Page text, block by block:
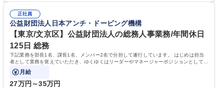
の他に担当頂く業務が発生する場合があります。 募集職種 【営業事務】
業務職/三井物産グループ/平均残業時間10H/完全週休2日
ション力がある方。 ・チャレンジを厭わず、粘り強く業務に取り組める
方。多様な関係者と謙虚に信頼関係を構築でき、期限を意識したスケジュ
ール管理が出来る方。※将来的に他部署（営業部門、コーポレート部門）
へのジョブローテーションの可能性があります。 学歴・資格 学歴：大学
院 大学 語学力： 資格：宅地建物取引士
正社員
公益財団法人日本アンチ・ドーピング機構
【東京/文京区】公益財団法人の総務人事業務/年間休日
125日 総務
下記業務を部長1名、課長1名、メンバー2名で分担して遂行しています。 はじめは担当
者として業務を覚えていただき、ゆくゆくはリーダーやマネージャーポジションとして活
躍いただくことを期待しています。
月給
27万円～35万円